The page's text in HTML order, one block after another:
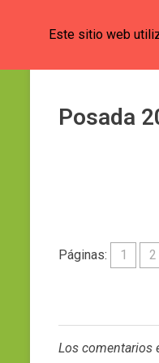
Círculo Mexicano-Alemán de Baviera
Posada
Páginas: 1 2
Los comentarios
Este sitio web